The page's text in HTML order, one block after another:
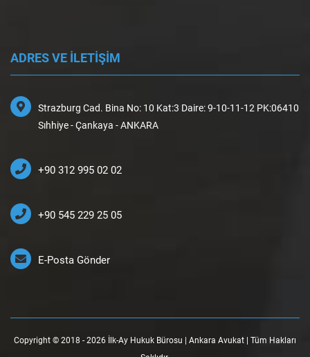
ADRES VE İLETİŞİM
Strazburg Cad. Bina No: 10 Kat:3 Daire: 9-10-11-12 PK:06410
Sıhhiye - Çankaya - ANKARA
+90 312 995 02 02
+90 545 229 25 05
E-Posta Gönder
Copyright © 2018 - 2026 İlk-Ay Hukuk Bürosu | Ankara Avukat | Tüm Hakları